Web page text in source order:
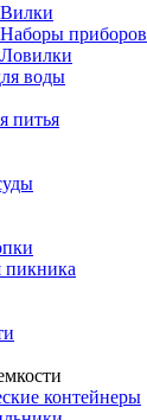
Вилки
Наборы приборов
Ловилки
воды
питья
пикника
контейнеры